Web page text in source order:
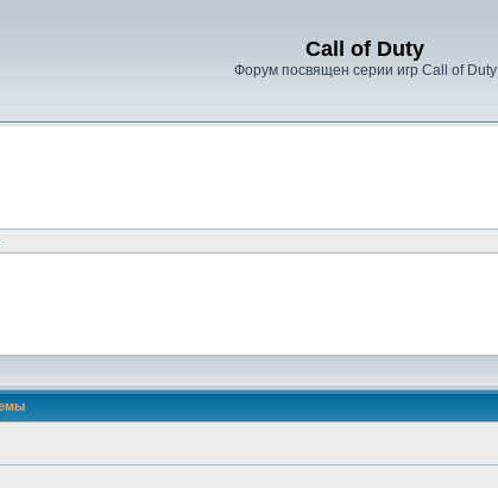
Call of Duty
Форум посвящен серии игр Call of Duty